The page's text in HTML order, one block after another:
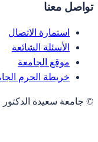
تواصل معنا
استمارة الاتصال
الأسئلة الشائعة
موقع الجامعة
خريطة الحرم
© جامعة سعيدة